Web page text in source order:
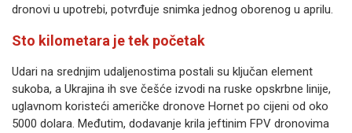
dronovi u upotrebi, potvrđuje snimka jednog oborenog u aprilu.
Sto kilometara je tek početak
Udari na srednjim udaljenostima postali su ključan element
sukoba, a Ukrajina ih sve češće izvodi na ruske opskrbne linije,
uglavnom koristeći američke dronove Hornet po cijeni od oko
5000 dolara. Međutim, dodavanje krila jeftinim FPV dronovima